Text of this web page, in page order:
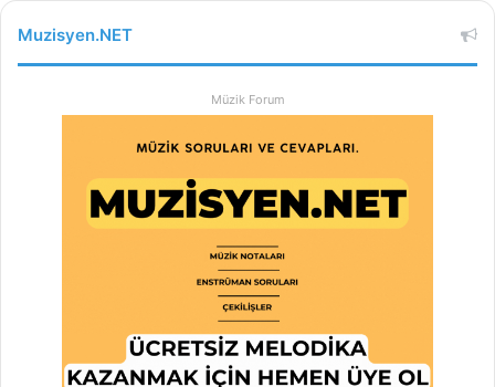
Muzisyen.NET
Müzik Forum